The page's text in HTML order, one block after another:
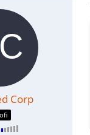
Corp